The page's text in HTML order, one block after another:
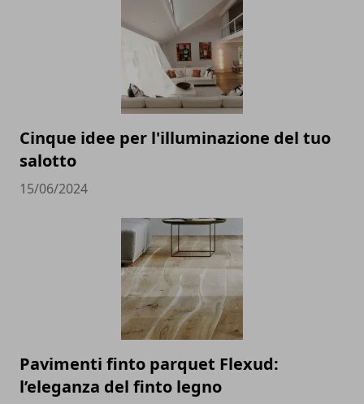
Cinque idee per l'illuminazione del tuo
salotto
15/06/2024
Pavimenti finto parquet Flexud:
l’eleganza del finto legno